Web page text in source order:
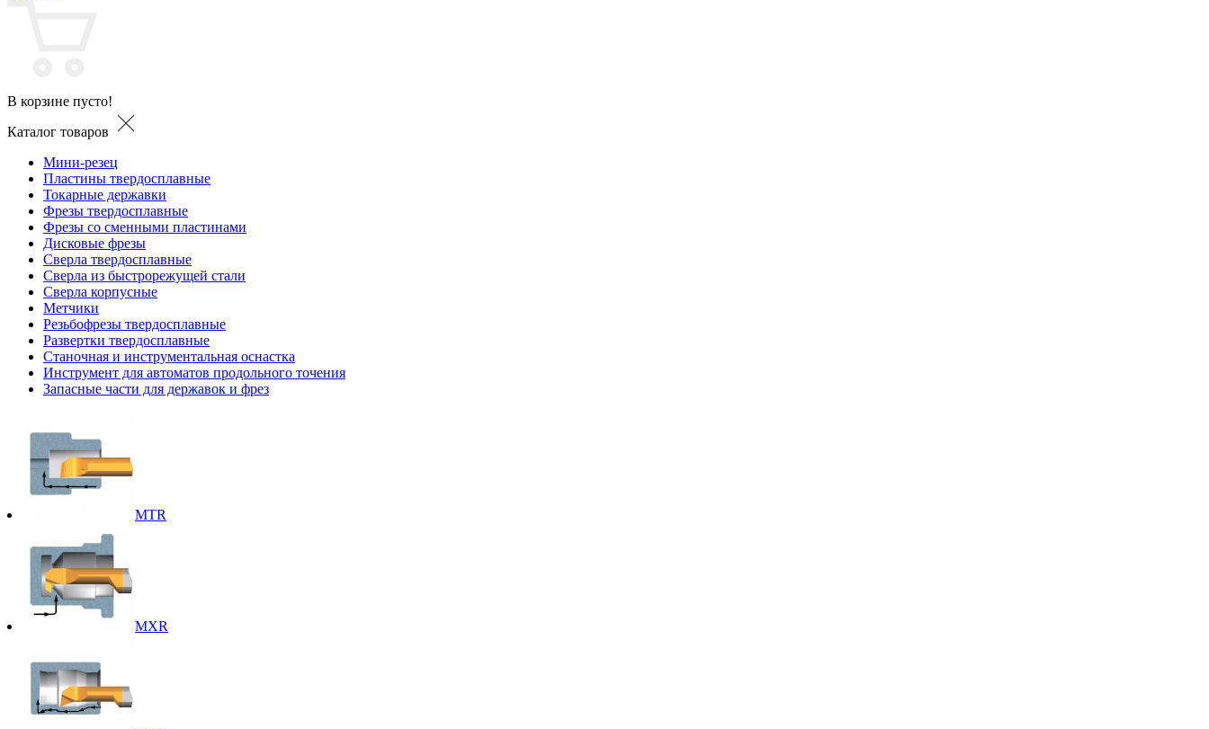
В корзине пусто!
Каталог товаров
Мини-резец
Пластины твердосплавные
Токарные державки
Фрезы твердосплавные
Фрезы со сменными пластинами
Дисковые фрезы
Сверла твердосплавные
Сверла из быстрорежущей стали
Сверла корпусные
Метчики
Резьбофрезы твердосплавные
Развертки твердосплавные
Станочная и инструментальная оснастка
Инструмент для автоматов продольного точения
Запасные части для державок и фрез
MTR
MXR